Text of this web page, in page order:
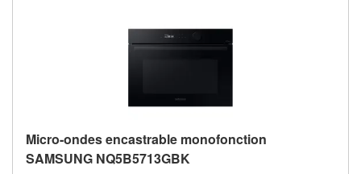
Micro-ondes encastrable monofonction
SAMSUNG NQ5B5713GBK